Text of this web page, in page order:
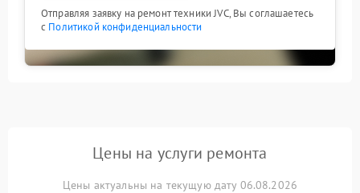
Отправляя заявку на ремонт техники JVC, Вы соглашаетесь
с Политикой конфиденциальности
Цены на услуги ремонта
Цены актуальны на текущую дату 06.08.2026